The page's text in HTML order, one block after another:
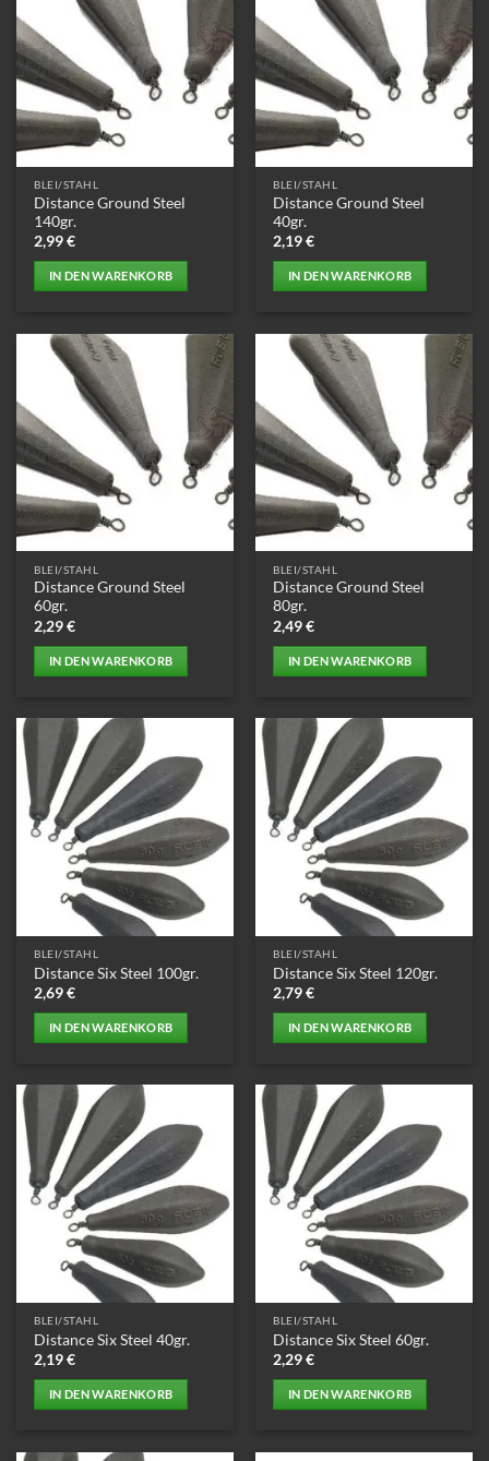
BLEI/STAHL
Distance Ground Steel
140gr.
2,99€
IN DEN WARENKORB
BLEI/STAHL
Distance Ground Steel
40gr.
2,19€
IN DEN WARENKORB
BLEI/STAHL
Distance Ground Steel
60gr.
2,29€
IN DEN WARENKORB
BLEI/STAHL
Distance Ground Steel
80gr.
2,49€
IN DEN WARENKORB
BLEI/STAHL
Distance Six Steel 100gr.
2,69€
IN DEN WARENKORB
BLEI/STAHL
Distance Six Steel 120gr.
2,79€
IN DEN WARENKORB
BLEI/STAHL
Distance Six Steel 40gr.
2,19€
IN DEN WARENKORB
BLEI/STAHL
Distance Six Steel 60gr.
2,29€
IN DEN WARENKORB